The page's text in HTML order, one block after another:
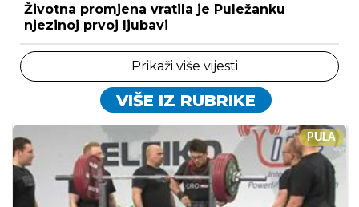
Životna promjena vratila je Puležanku
njezinoj prvoj ljubavi
Prikaži više vijesti
VIŠE IZ RUBRIKE
PULA